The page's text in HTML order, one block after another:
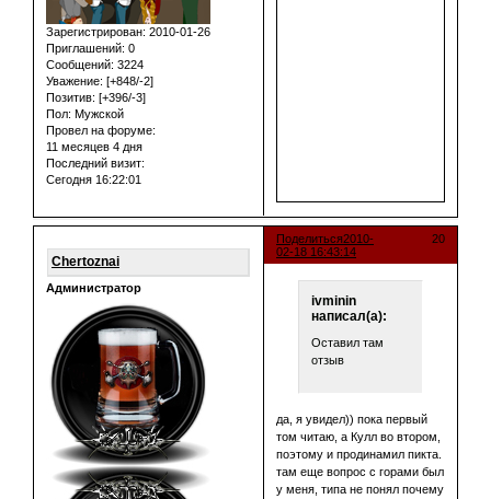
Зарегистрирован: 2010-01-26
Приглашений: 0
Сообщений: 3224
Уважение: [+848/-2]
Позитив: [+396/-3]
Пол: Мужской
Провел на форуме:
11 месяцев 4 дня
Последний визит:
Сегодня 16:22:01
Поделиться 20
2010-
02-18 16:43:14
Chertoznai
Администратор
ivminin
написал(а):
Оставил там
отзыв
да, я увидел)) пока первый
том читаю, а Кулл во втором,
поэтому и продинамил пикта.
там еще вопрос с горами был
у меня, типа не понял почему